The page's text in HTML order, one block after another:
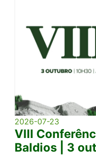
2026-07-23
VIII
Baldios | 3